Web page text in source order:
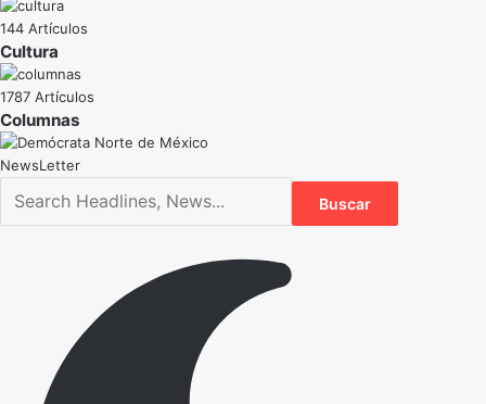
144 Artículos
Cultura
1787 Artículos
NewsLetter